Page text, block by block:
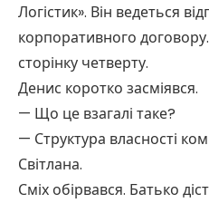
Логістик». Він ведеться
корпоративного
сторінку четверту.
Денис коротко засміявся.
— Що це взагалі таке?
— Структура власності
Світлана.
Сміх обірвався. Батько